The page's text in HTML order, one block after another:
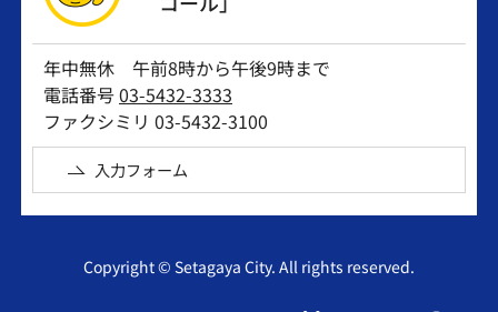
年中無休 午前8時から午後9時まで
電話番号03-5432-3333
ファクシミリ 03-5432-3100
入力フォーム
Copyright © Setagaya City. All rights reserved.